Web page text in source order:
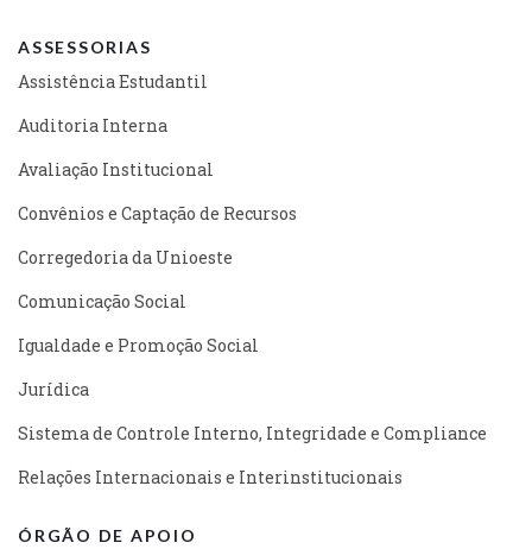
ASSESSORIAS
Assistência Estudantil
Auditoria Interna
Avaliação Institucional
Convênios e Captação de Recursos
Corregedoria da Unioeste
Comunicação Social
Igualdade e Promoção Social
Jurídica
Sistema de Controle Interno, Integridade e Compliance
Relações Internacionais e Interinstitucionais
ÓRGÃO DE APOIO